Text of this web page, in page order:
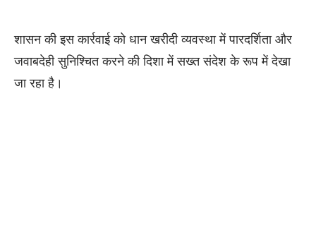
शासन की इस कार्रवाई को धान खरीदी व्यवस्था में पारदर्शिता और
जवाबदेही सुनिश्चित करने की दिशा में सख्त संदेश के रूप में देखा
जा रहा है।